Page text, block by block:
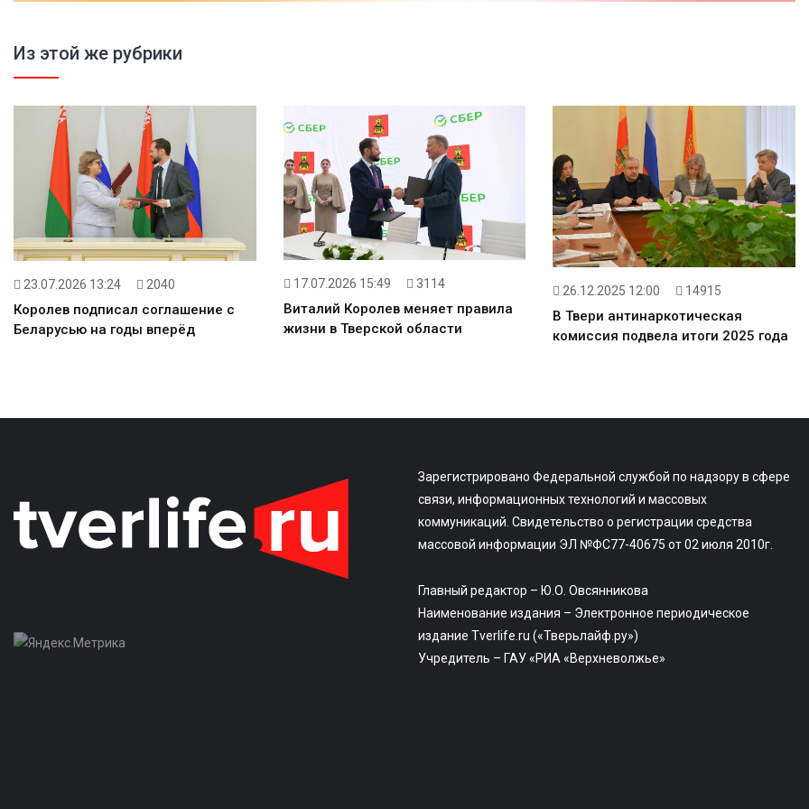
Из этой же рубрики
23.07.2026 13:24 2040
Королев подписал соглашение с
Беларусью на годы вперёд
17.07.2026 15:49 3114
Виталий Королев меняет правила
жизни в Тверской области
26.12.2025 12:00 14915
В Твери антинаркотическая
комиссия подвела итоги 2025 года
Зарегистрировано Федеральной службой по надзору в сфере
связи, информационных технологий и массовых
коммуникаций. Свидетельство о регистрации средства
массовой информации ЭЛ №ФС77-40675 от 02 июля 2010г.
Главный редактор – Ю.О. Овсянникова
Наименование издания – Электронное периодическое
издание Tverlife.ru («Тверьлайф.ру»)
Учредитель – ГАУ «РИА «Верхневолжье»